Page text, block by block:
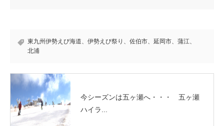
東九州伊勢えび海道、伊勢えび祭り、佐伯市、延岡市、蒲江、
北浦
今シーズンは五ヶ瀬へ・・・ 五ヶ瀬
ハイラ...